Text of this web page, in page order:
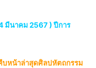
มีนาคม 2567 ) ปีการ
บหน้าล่าสุดศิลปหัตถกรรม